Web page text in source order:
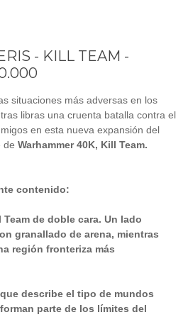
- KILL TEAM -
situaciones más adversas en los
libras una cruenta batalla contra el
en esta nueva expansión del
de Warhammer 40K, Kill Team.
contenido:
de doble cara. Un lado
granallado de arena, mientras
región fronteriza más
describe el tipo de mundos
parte de los límites del